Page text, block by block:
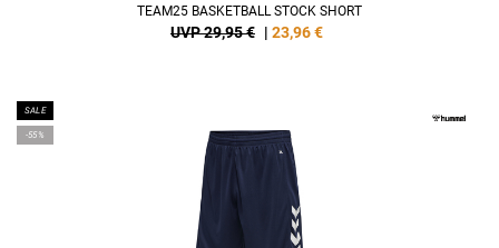
TEAM25 BASKETBALL STOCK SHORT
UVP 29,95 € | 23,96€
SALE
-55%